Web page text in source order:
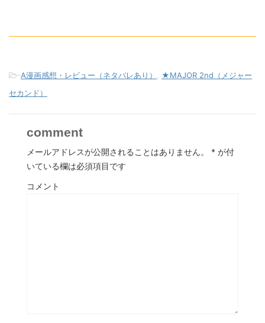
-A漫画感想・レビュー（ネタバレあり）
★MAJOR 2nd（メジャー
セカンド）
comment
メールアドレスが公開されることはありません。 * が付
いている欄は必須項目です
コメント